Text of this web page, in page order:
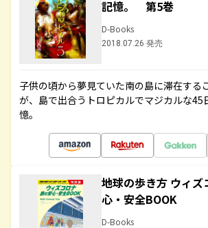
記憶。 第5巻
D-Books
2018.07.26 発売
子供の頃から夢見ていた南の島に滞在する
が、島で出合うトロピカルでマジカルな45
憶。
地球の歩き方 ウィズ
心・安全BOOK
D-Books